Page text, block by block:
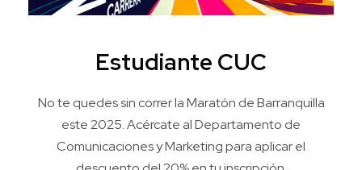
Estudiante CUC
No te quedes sin correr la Maratón de Barranquilla
este 2025. Acércate al Departamento de
Comunicaciones y Marketing para aplicar el